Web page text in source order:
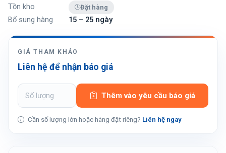
Tồn kho
Đặt hàng
Bổ sung hàng 15 – 25 ngày
GIÁ THAM KHẢO
Liên hệ để nhận báo giá
Thêm vào yêu cầu báo giá
Cần số lượng lớn hoặc hàng đặt riêng? Liên hệ ngay